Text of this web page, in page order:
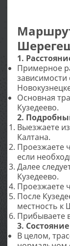
1.
Примерное
зависимости
Основная
Кузедеево.
2.
Выезжаете
Калтана.
Проезжаете
если
Далее
Кузедеево.
Проезжаете
После
местность к
Прибываете
3.
В целом,